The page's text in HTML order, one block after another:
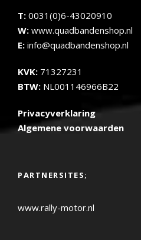
T: 0031(0)6-43020910
W: www.quadbandenshop.nl
E: info@quadbandenshop.nl
KVK: 71327231
BTW: NL001146966B22
Privacyverklaring
Algemene voorwaarden
PARTNERSITES;
www.rally-motor.nl